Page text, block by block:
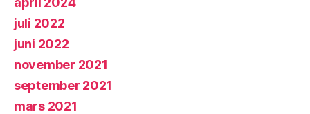
juli 2022
juni 2022
november 2021
september 2021
mars 2021